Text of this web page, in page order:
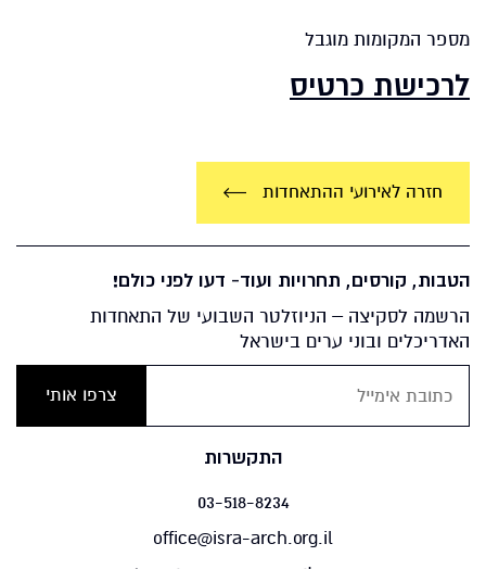
מספר המקומות מוגבל
לרכישת כרטיס
חזרה לאירועי ההתאחדות
הטבות, קורסים, תחרויות ועוד- דעו לפני כולם!
הרשמה לסקיצה – הניוזלטר השבועי של התאחדות
האדריכלים ובוני ערים בישראל
התקשרות
03-518-8234
office@isra-arch.org.il